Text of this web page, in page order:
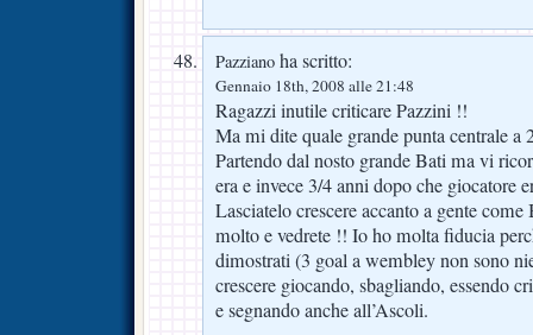
Pazziano ha scritto:
Gennaio 18th, 2008 alle 21:48
Ragazzi inutile criticare Pazzini !!
Ma mi dite quale grande punta centrale a
Partendo dal nosto grande Bati ma vi
era e invece 3/4 anni dopo che giocatore
Lasciatelo crescere accanto a gente
molto e vedrete !! Io ho molta fiducia
dimostrati (3 goal a wembley non sono
crescere giocando, sbagliando, essendo
e segnando anche all’Ascoli.